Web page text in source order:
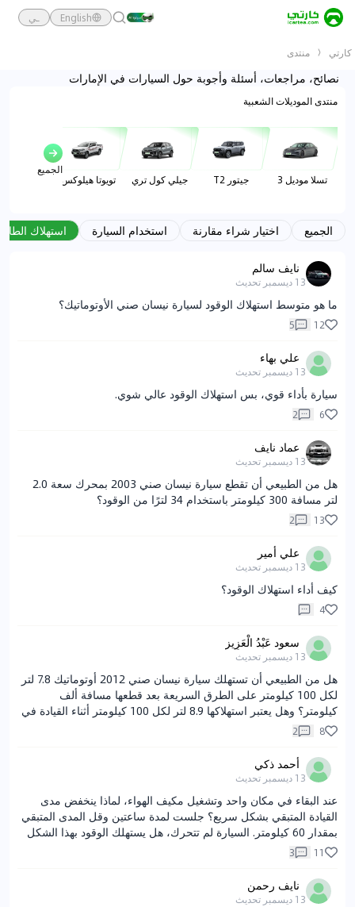
English ـي
كارتي منتدى
نصائح، مراجعات، أسئلة وأجوبة حول السيارات في الإمارات
منتدى الموديلات الشعبية
تسلا موديل 3 جيتور T2 جيلي كول تري تويوتا هيلوكس
الجميع
الجميع اختيار شراء مقارنة استخدام السيارة استهلاك
نايف سالم
13 ديسمبر تحديث
ما هو متوسط استهلاك الوقود لسيارة نيسان صني الأوتوماتيك؟
12
5
علي بهاء
13 ديسمبر تحديث
سيارة بأداء قوي، بس استهلاك الوقود عالي شوي.
6
2
عماد نايف
13 ديسمبر تحديث
هل من الطبيعي أن تقطع سيارة نيسان صني 2003 بمحرك سعة 2.0
لتر مسافة 300 كيلومتر باستخدام 34 لترًا من الوقود؟
13
2
علي أمير
13 ديسمبر تحديث
كيف أداء استهلاك الوقود؟
4
سعود عَبْدُ الْعَزِيز
13 ديسمبر تحديث
هل من الطبيعي أن تستهلك سيارة نيسان صني 2012 أوتوماتيك 7.8 لتر
لكل 100 كيلومتر على الطرق السريعة بعد قطعها مسافة ألف
كيلومتر؟ وهل يعتبر استهلاكها 8.9 لتر لكل 100 كيلومتر أثناء القيادة في
المدينة مرتفعًا؟ كيف يمكن فحص وتقليل استهلاك الوقود؟
8
2
أحمد ذكي
13 ديسمبر تحديث
عند البقاء في مكان واحد وتشغيل مكيف الهواء، لماذا ينخفض مدى
القيادة المتبقي بشكل سريع؟ جلست لمدة ساعتين وقل المدى المتبقي
بمقدار 60 كيلومتر. السيارة لم تتحرك، هل يستهلك الوقود بهذا الشكل
العالي؟ هل الجميع يواجهون نفس المشكلة؟
11
3
نايف رحمن
13 ديسمبر تحديث